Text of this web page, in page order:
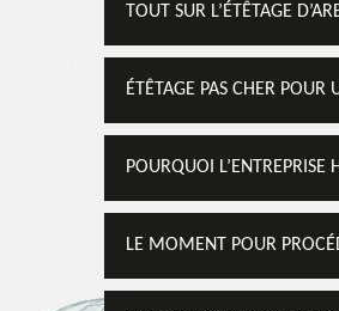
TOUT SUR L’ÉTÊTAGE
ÉTÊTAGE PAS CHER POUR
POURQUOI L’ENTREPRISE
LE MOMENT POUR